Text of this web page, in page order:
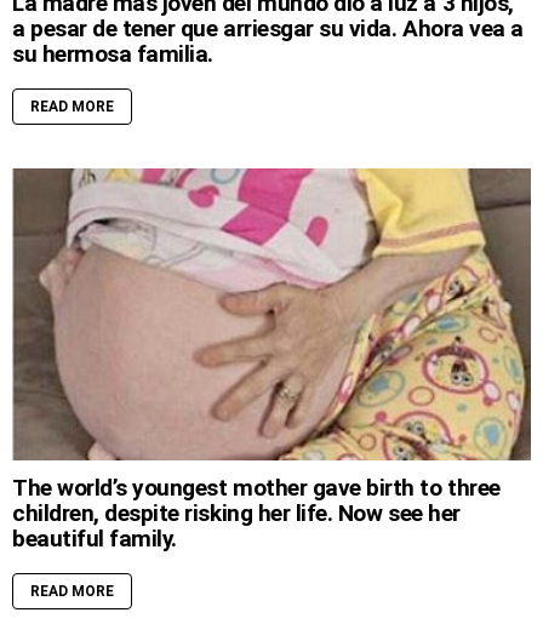
a pesar de tener que arriesgar su vida. Ahora vea a
su hermosa familia.
READ MORE
The world’s youngest mother gave birth to three
children, despite risking her life. Now see her
beautiful family.
READ MORE